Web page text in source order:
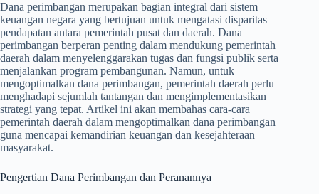
Dana perimbangan merupakan bagian integral dari sistem
keuangan negara yang bertujuan untuk mengatasi disparitas
pendapatan antara pemerintah pusat dan daerah. Dana
perimbangan berperan penting dalam mendukung pemerintah
daerah dalam menyelenggarakan tugas dan fungsi publik serta
menjalankan program pembangunan. Namun, untuk
mengoptimalkan dana perimbangan, pemerintah daerah perlu
menghadapi sejumlah tantangan dan mengimplementasikan
strategi yang tepat. Artikel ini akan membahas cara-cara
pemerintah daerah dalam mengoptimalkan dana perimbangan
guna mencapai kemandirian keuangan dan kesejahteraan
masyarakat.
Pengertian Dana Perimbangan dan Peranannya